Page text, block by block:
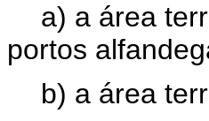
a) a área
portos
b) a área